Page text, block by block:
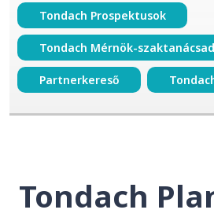
Tondach Prospektusok
Tondach Mérnök-
Partnerkereső
Tondach